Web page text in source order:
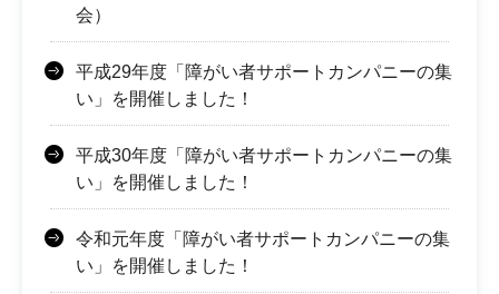
会）
平成29年度「障がい者サポートカンパニーの集
い」を開催しました！
平成30年度「障がい者サポートカンパニーの集
い」を開催しました！
令和元年度「障がい者サポートカンパニーの集
い」を開催しました！